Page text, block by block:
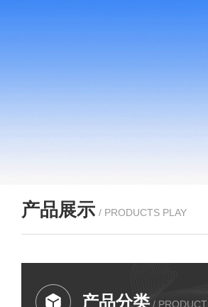
产品展示 / PRODUCTS PLAY
产品分类 / PRODUCT